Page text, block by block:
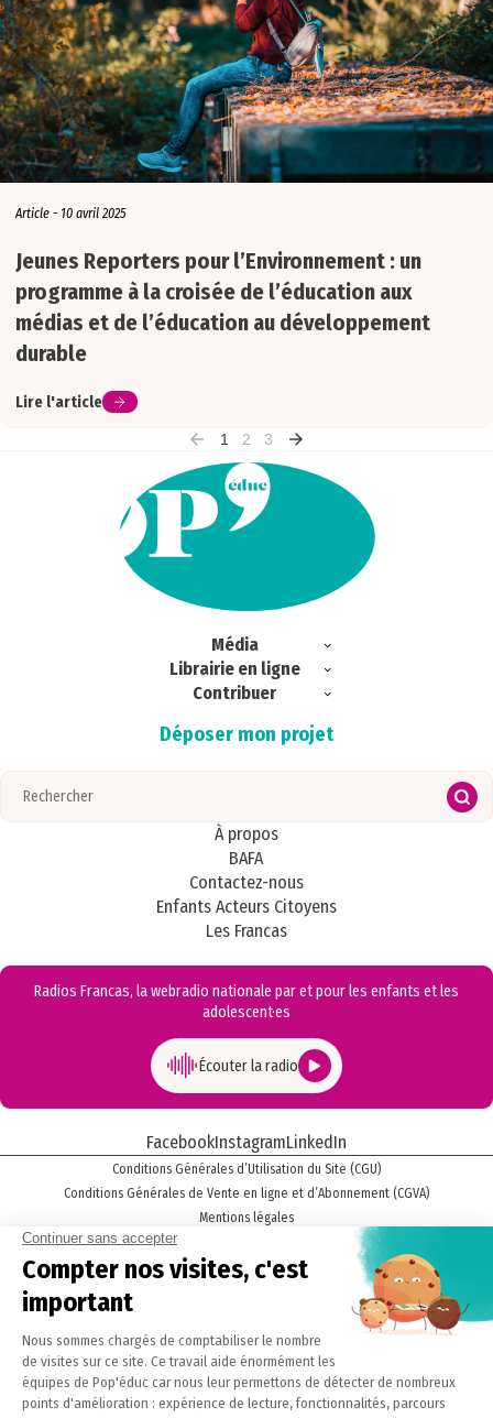
Article - 10 avril 2025
Jeunes Reporters pour l’Environnement : un
programme à la croisée de l’éducation aux
médias et de l’éducation au développement
durable
Lire l'article
1 2 3
Média
Exclu web
Portrait
Librairie en ligne
Magazines
Contribuer
S’abonner
Déposer mon projet
À propos
BAFA
Contactez-nous
Enfants Acteurs Citoyens
Les Francas
Radios Francas, la webradio nationale par et pour les enfants et les
adolescent·es
Écouter la radio
FacebookInstagramLinkedIn
Conditions Générales d’Utilisation du Site (CGU)
Conditions Générales de Vente en ligne et d’Abonnement (CGVA)
Mentions légales
Politique de confidentialité